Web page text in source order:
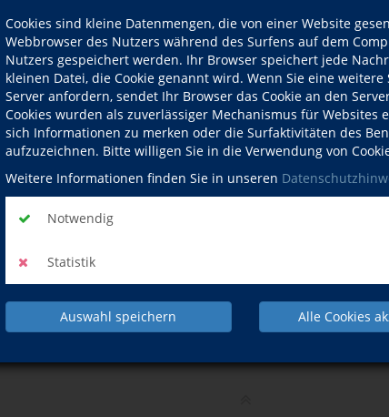
Cookies sind kleine Datenmengen, die von einer Website
Webbrowser des Nutzers während des Surfens auf dem
Nutzers gespeichert werden. Ihr Browser speichert jede
kleinen Datei, die Cookie genannt wird. Wenn Sie eine weitere
Server anfordern, sendet Ihr Browser das Cookie an den
Cookies wurden als zuverlässiger Mechanismus für Websites
sich Informationen zu merken oder die Surfaktivitäten des
aufzuzeichnen. Bitte willigen Sie in die Verwendung von
Weitere Informationen finden Sie in unseren
Notwendig
Statistik
Auswahl speichern Alle Cookies
Kurse Zeiten Orte Veranstaltungsort